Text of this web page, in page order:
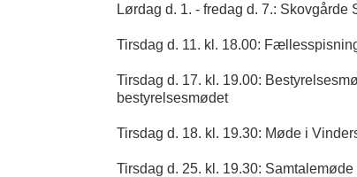
Lørdag d. 1. - fredag d. 7.: Skovgårde
Tirsdag d. 11. kl. 18.00:
Tirsdag d. 17. kl. 19.00:
bestyrelsesmødet
Tirsdag d. 18. kl. 19.30: Møde i
Tirsdag d. 25. kl. 19.30: